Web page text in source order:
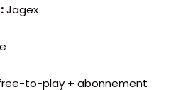
Jagex
to-play + abonnement